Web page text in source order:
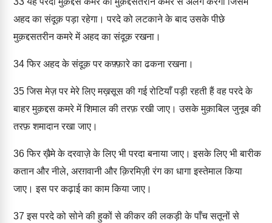
अहद का संदूक़ पड़ा रहेगा। परदे को लटकाने के बाद उसके पीछे
मुक़द्दसतरीन कमरे में अहद का संदूक़ रखना।
34फिर अहद के संदूक़ पर कफ़्फ़ारे का ढकना रखना।
35जिस मेज़ पर मेरे लिए मख़सूस की गई रोटियाँ पड़ी रहती हैं वह परदे के
बाहर मुक़द्दस कमरे में शिमाल की तरफ़ रखी जाए। उसके मुक़ाबिल जुनूब की
तरफ़ शमादान रखा जाए।
36फिर ख़ैमे के दरवाज़े के लिए भी परदा बनाया जाए। इसके लिए भी बारीक
कतान और नीले, अरग़वानी और क़िरमिज़ी रंग का धागा इस्तेमाल किया
जाए। इस पर कढ़ाई का काम किया जाए।
37 इस परदे को सोने की हुकों से कीकर की लकड़ी के पाँच सतूनों से